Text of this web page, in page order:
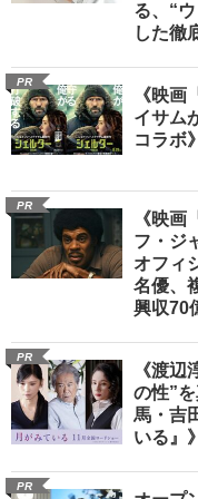
る、“
した徹
PR
《映
イサム
コラボ》
PR
《映
フ・ジ
オフィ
名優、
興収70
PR
《渡
の性”
馬・吉
いる』》
PR